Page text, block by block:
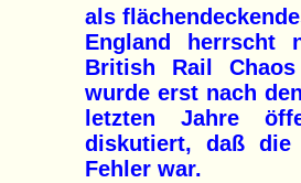
als
England herrscht
British Rail
wurde erst nach
letzten Jahre
diskutiert, daß die
Fehler war.